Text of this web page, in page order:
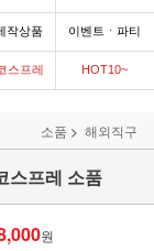
작상품 이벤트ㆍ파티
스프레 HOT10~
소품 해외직구
스프레 소품
원